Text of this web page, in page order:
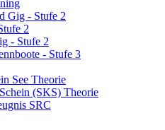
Gig - Stufe 2
2
- Stufe 2
- Stufe 3
See Theorie
(SKS) Theorie
SRC